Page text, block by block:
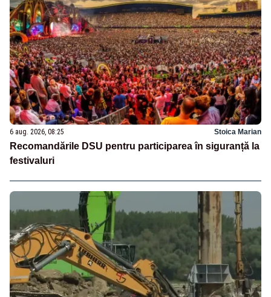
6 aug. 2026, 08:25 Stoica Marian
Recomandările DSU pentru participarea în siguranță la
festivaluri